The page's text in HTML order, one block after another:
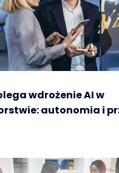
wdrożenie AI w
autonomia i